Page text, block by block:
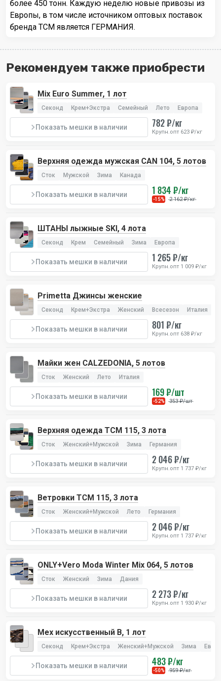
более 450 тонн. Каждую неделю новые привозы из
Европы, в том числе источником оптовых поставок
бренда TCM является ГЕРМАНИЯ.
Рекомендуем также приобрести
Mix Euro Summer, 1 лот
Секонд Крем+Экстра Семейный Лето Европа
Показать мешки в наличии 782 ₽/кг
Крупн.опт 623 ₽/кг
Верхняя одежда мужская CAN 104, 5 лотов
Сток Мужской Зима Канада
Показать мешки в наличии 1 834 ₽/кг
-15% 2 162 ₽/кг
ШТАНЫ лыжные SKI, 4 лота
Секонд Крем Семейный Зима Европа
Показать мешки в наличии 1 265 ₽/кг
Крупн.опт 1 009 ₽/кг
Primetta Джинсы женские
Секонд Крем+Экстра Женский Всесезон Италия
Показать мешки в наличии 801 ₽/кг
Крупн.опт 638 ₽/кг
Майки жен CALZEDONIA, 5 лотов
Сток Женский Лето Италия
Показать мешки в наличии 169 ₽/шт
-52% 353 ₽/шт
Верхняя одежда TCM 115, 3 лота
Сток Женский+Мужской Зима Германия
Показать мешки в наличии 2 046 ₽/кг
Крупн.опт 1 737 ₽/кг
Ветровки TCM 115, 3 лота
Сток Женский+Мужской Лето Германия
Показать мешки в наличии 2 046 ₽/кг
Крупн.опт 1 737 ₽/кг
ONLY+Vero Moda Winter Mix 064, 5 лотов
Сток Женский Зима Дания
Показать мешки в наличии 2 273 ₽/кг
Крупн.опт 1 930 ₽/кг
Мех искусственный В, 1 лот
Секонд Крем+Экстра Женский+Мужской Зима
Показать мешки в наличии 483 ₽/кг
-50% 959 ₽/кг